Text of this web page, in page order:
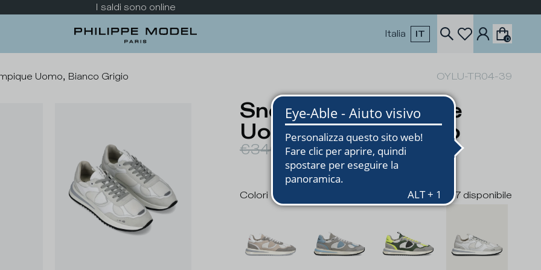
Dai uno sguardo alla nuova collezione
Italia IT 0
Uomo, Bianco Grigio OYLU-TR04-39
Sneakers Olympique
Uomo, Bianco Grigio
€340 €205
Colori 7 disponibile